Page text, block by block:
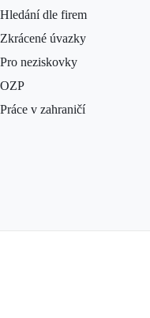
Hledání dle firem
Zkrácené úvazky
Pro neziskovky
OZP
Práce v zahraničí